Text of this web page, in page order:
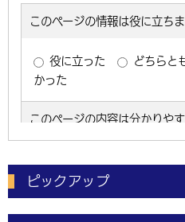
ピックアップ
電子申請